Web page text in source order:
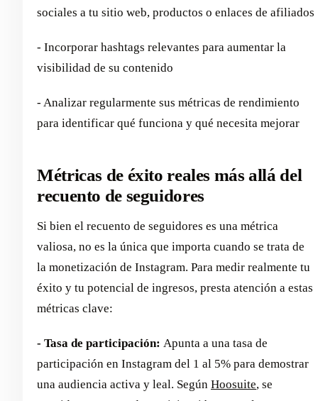
sociales a tu sitio web, productos o enlaces de afiliados
- Incorporar hashtags relevantes para aumentar la
visibilidad de su contenido
- Analizar regularmente sus métricas de rendimiento
para identificar qué funciona y qué necesita mejorar
Métricas de éxito reales más allá del
recuento de seguidores
Si bien el recuento de seguidores es una métrica
valiosa, no es la única que importa cuando se trata de
la monetización de Instagram. Para medir realmente tu
éxito y tu potencial de ingresos, presta atención a estas
métricas clave:
- Tasa de participación: Apunta a una tasa de
participación en Instagram del 1 al 5% para demostrar
una audiencia activa y leal. Según Hoosuite, se